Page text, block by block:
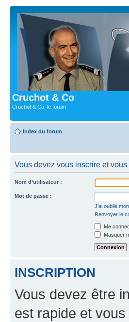
Cruchot & Co
Cruchot & Co, le forum
Index du forum
Vous devez vous inscrire et
Nom d’utilisateur :
Mot de passe :
J’ai oublié
Renvoyer le
Me
Masquer
INSCRIPTION
Vous devez être
est rapide et